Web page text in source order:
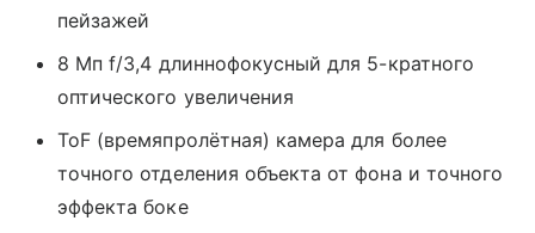
пейзажей
8 Мп f/3,4 длиннофокусный для 5-кратного
оптического увеличения
ToF (времяпролётная) камера для более
точного отделения объекта от фона и точного
эффекта боке